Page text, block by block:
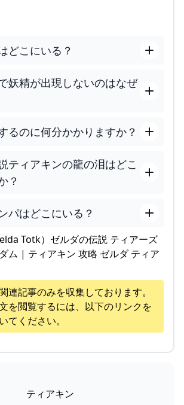
どこにいる？
妖精が出現しないのはなぜ
るのに何分かかりますか？
ティアキンの龍の泪はどこ
？
パはどこにいる？
Totk）ゼルダの伝説 ティアーズ
ム | ティアキン 攻略 ゼルダ ティア
連記事のみを収集しております。
を閲覧するには、以下のリンクを
てください。
ティアキン